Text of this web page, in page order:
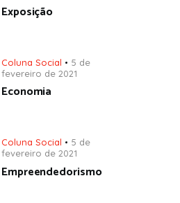
Exposição
Coluna Social
5 de
fevereiro de 2021
Economia
Coluna Social
5 de
fevereiro de 2021
Empreendedorismo